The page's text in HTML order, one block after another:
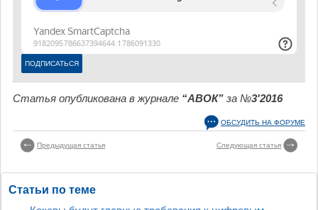
Статья опубликована в журнале “АВОК” за №3'2016
ОБСУДИТЬ НА ФОРУМЕ
Предыдущая статья Следующая статья
Статьи по теме